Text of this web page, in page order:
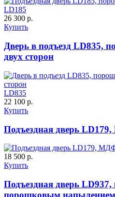
LD185
26 300 р.
Купить
Дверь в подъезд LD835,
двух сторон
LD835
22 100 р.
Купить
Подъездная дверь
18 500 р.
Купить
Подъездная дверь
порошковым напылением